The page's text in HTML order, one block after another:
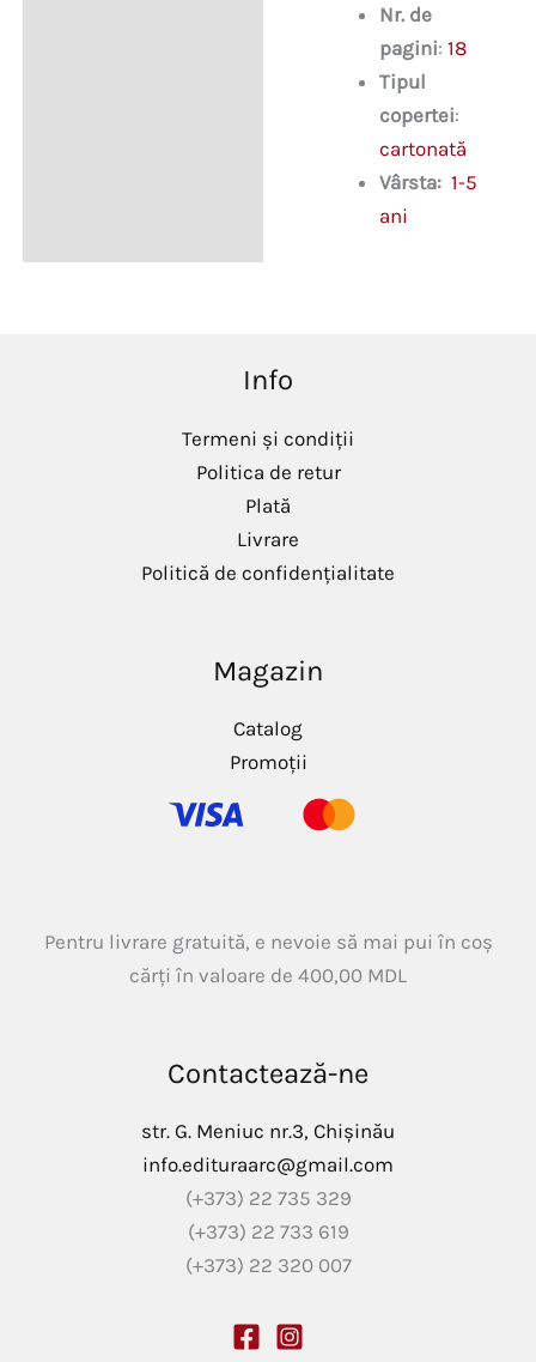
Nr. de
pagini: 18
Tipul
copertei:
cartonată
Vârsta: 1-5
ani
Info
Termeni și condiții
Politica de retur
Plată
Livrare
Politică de confidențialitate
Magazin
Catalog
Promoții
Pentru livrare gratuită, e nevoie să mai pui în coș
cărți în valoare de 400,00 MDL
Contactează-ne
str. G. Meniuc nr.3, Chișinău
info.edituraarc@gmail.com
(+373) 22 735 329
(+373) 22 733 619
(+373) 22 320 007